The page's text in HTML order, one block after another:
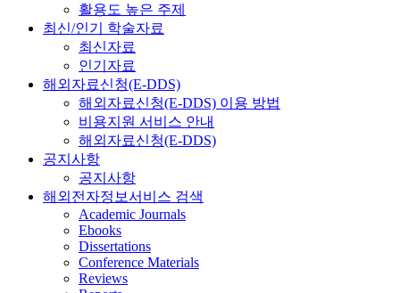
활용도 높은 주제
최신/인기 학술자료
최신자료
인기자료
해외자료신청(E-DDS)
해외자료신청(E-DDS) 이용 방법
비용지원 서비스 안내
해외자료신청(E-DDS)
공지사항
공지사항
해외전자정보서비스 검색
Academic Journals
Ebooks
Dissertations
Conference Materials
Reviews